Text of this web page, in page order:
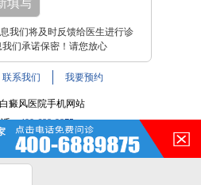
我们将及时反馈给医生进行诊
们承诺保密！请您放心
联系我们 我要预约
癜风医院手机网站
：400-688-9875
铜陵路与裕溪路交叉路口
，不能作为诊断及医疗依据，服用
。如有转载或引用文章涉及版权